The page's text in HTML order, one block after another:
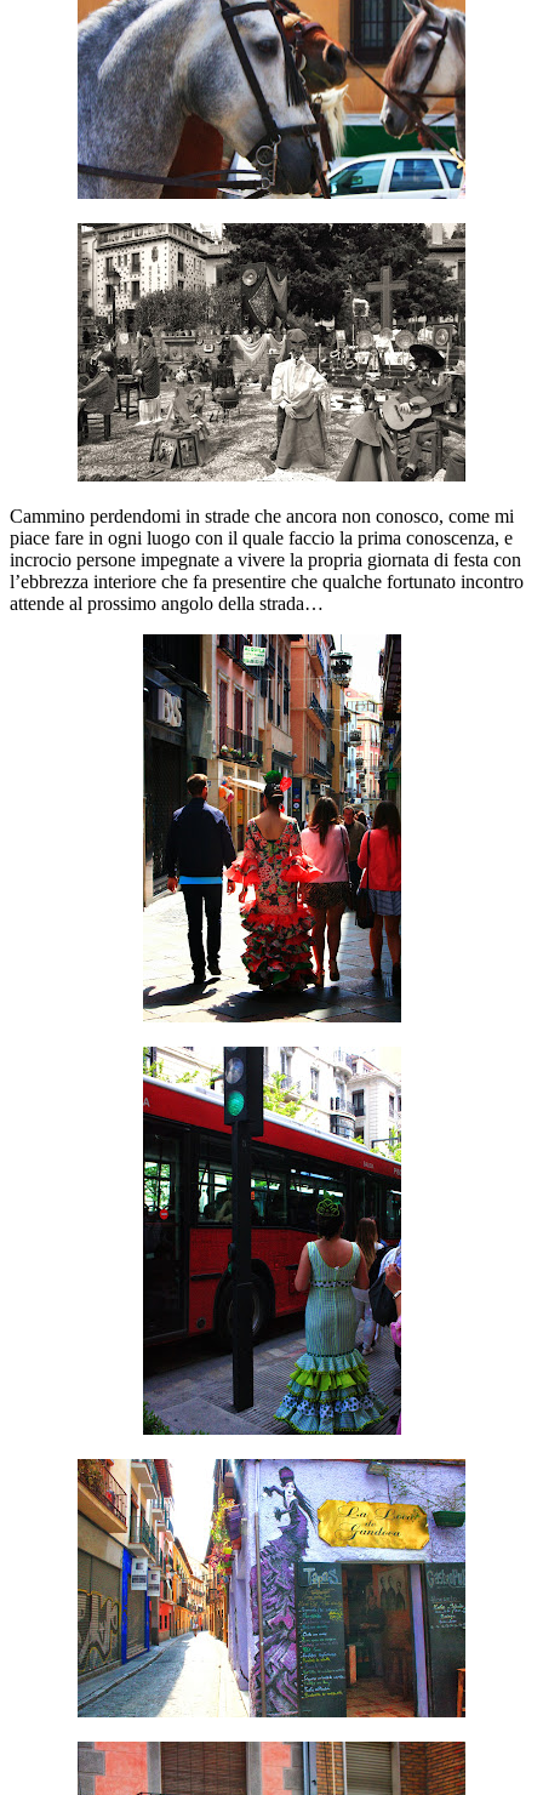
Cammino perdendomi in strade che ancora non conosco, come mi
piace fare in ogni luogo con il quale faccio la prima conoscenza, e
incrocio persone impegnate a vivere la propria giornata di festa con
l’ebbrezza interiore che fa presentire che qualche fortunato incontro
attende al prossimo angolo della strada…